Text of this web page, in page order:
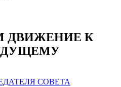
ДВИЖЕНИЕ К
СОВЕТА